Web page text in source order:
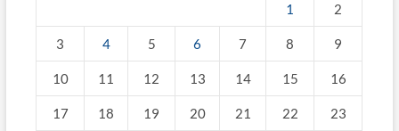
1 2
3 4 5 6 7 8 9
10 11 12 13 14 15 16
17 18 19 20 21 22 23